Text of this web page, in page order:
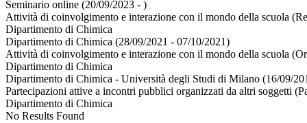
Seminario online (20/09/2023 - )
Attività di coinvolgimento e interazione con il mondo della scuola
Dipartimento di Chimica
Dipartimento di Chimica (28/09/2021 - 07/10/2021)
Attività di coinvolgimento e interazione con il mondo della scuola
Dipartimento di Chimica
Dipartimento di Chimica - Università degli Studi di Milano (16/09/
Partecipazioni attive a incontri pubblici organizzati da altri soggetti
Dipartimento di Chimica
No Results Found